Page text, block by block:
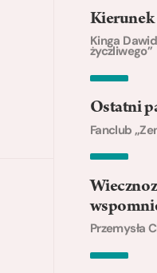
Kierunek
Kinga
życzliwego”
Ostatni
Fanclub
Przemysła